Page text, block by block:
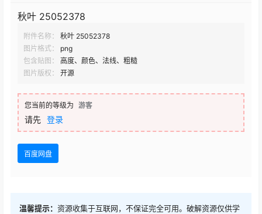
秋叶 25052378
附件名称：
秋叶 25052378
图片格式：
png
包含贴图：
高度、颜色、法线、粗糙
图片版权：
开源
您当前的等级为 游客
请先 登录
百度网盘
温馨提示： 资源收集于互联网，不保证完全可用。破解资源仅供学